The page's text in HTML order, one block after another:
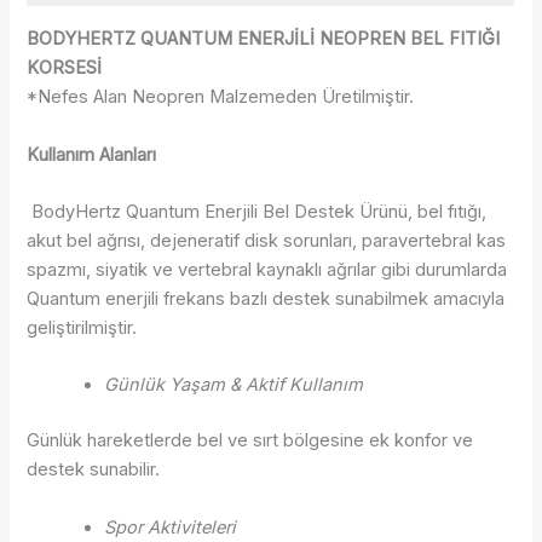
BODYHERTZ QUANTUM ENERJİLİ NEOPREN BEL FITIĞI
KORSESİ
*Nefes Alan Neopren Malzemeden Üretilmiştir.
Kullanım Alanları
BodyHertz Quantum Enerjili Bel Destek Ürünü, bel fıtığı,
akut bel ağrısı, dejeneratif disk sorunları, paravertebral kas
spazmı, siyatik ve vertebral kaynaklı ağrılar gibi durumlarda
Quantum enerjili frekans bazlı destek sunabilmek amacıyla
geliştirilmiştir.
Günlük Yaşam & Aktif Kullanım
Günlük hareketlerde bel ve sırt bölgesine ek konfor ve
destek sunabilir.
Spor Aktiviteleri